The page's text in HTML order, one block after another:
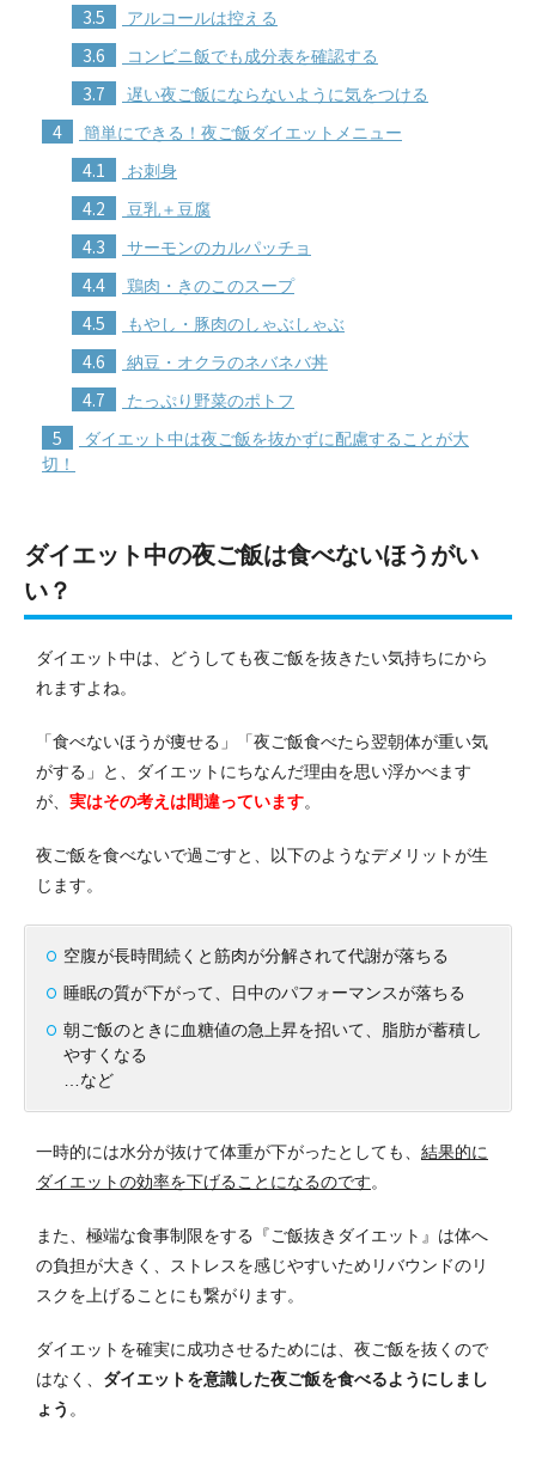
3.5 アルコールは控える
3.6 コンビニ飯でも成分表を確認する
3.7 遅い夜ご飯にならないように気をつける
4 簡単にできる！夜ご飯ダイエットメニュー
4.1 お刺身
4.2 豆乳＋豆腐
4.3 サーモンのカルパッチョ
4.4 鶏肉・きのこのスープ
4.5 もやし・豚肉のしゃぶしゃぶ
4.6 納豆・オクラのネバネバ丼
4.7 たっぷり野菜のポトフ
5
ダイエット中は夜ご飯を抜かずに配慮することが大
切！
ダイエット中の夜ご飯は食べないほうがい
い？
ダイエット中は、どうしても夜ご飯を抜きたい気持ちにから
れますよね。
「食べないほうが痩せる」「夜ご飯食べたら翌朝体が重い気
がする」と、ダイエットにちなんだ理由を思い浮かべます
が、 実はその考えは間違っています。
夜ご飯を食べないで過ごすと、以下のようなデメリットが生
じます。
空腹が長時間続くと筋肉が分解されて代謝が落ちる
睡眠の質が下がって、日中のパフォーマンスが落ちる
朝ご飯のときに血糖値の急上昇を招いて、脂肪が蓄積し
やすくなる
…など
一時的には水分が抜けて体重が下がったとしても、 結果的に
ダイエットの効率を下げることになるのです。
また、極端な食事制限をする『ご飯抜きダイエット』は体へ
の負担が大きく、ストレスを感じやすいためリバウンドのリ
スクを上げることにも繋がります。
ダイエットを確実に成功させるためには、夜ご飯を抜くので
はなく、 ダイエットを意識した夜ご飯を食べるようにしまし
ょう 。